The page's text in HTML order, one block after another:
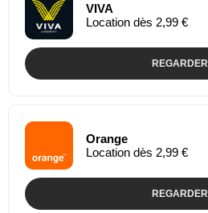
VIVA
Location dès 2,99 €
REGARDER
Orange
Location dès 2,99 €
REGARDER